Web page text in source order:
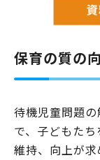
保育の質の
待機児童問題
で、子どもた
維持、向上が求